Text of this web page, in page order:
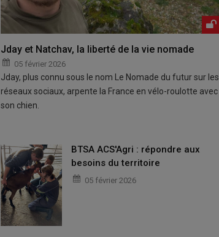
Jday et Natchav, la liberté de la vie nomade
05 février 2026
Jday, plus connu sous le nom Le Nomade du futur sur les
réseaux sociaux, arpente la France en vélo-roulotte avec
son chien.
BTSA ACS'Agri : répondre aux
besoins du territoire
05 février 2026